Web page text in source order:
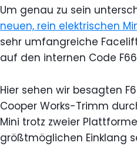
Um genau zu sein
neuen, rein elektrischen
sehr umfangreiche
auf den internen Code
Hier sehen wir besagten
Cooper Works-Trimm
Mini trotz zweier
größtmöglichen Einklang